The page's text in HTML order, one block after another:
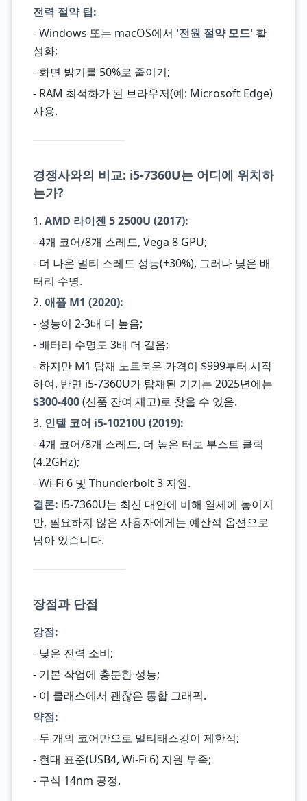
전력 절약 팁:
- Windows 또는 macOS에서 '전원 절약 모드'활
성화;
- 화면 밝기를 50%로 줄이기;
- RAM 최적화가 된 브라우저(예: Microsoft Edge)
사용.
경쟁사와의 비교: i5-7360U는 어디에 위치하
는가?
1. AMD 라이젠 5 2500U (2017):
- 4개 코어/8개 스레드, Vega 8 GPU;
- 더 나은 멀티 스레드 성능(+30%), 그러나 낮은 배
터리 수명.
2. 애플 M1 (2020):
- 성능이 2-3배 더 높음;
- 배터리 수명도 3배 더 길음;
- 하지만 M1 탑재 노트북은 가격이 $999부터 시작
하여, 반면 i5-7360U가 탑재된 기기는 2025년에는
$300-400(신품 잔여 재고)로 찾을 수 있음.
3. 인텔 코어 i5-10210U (2019):
- 4개 코어/8개 스레드, 더 높은 터보 부스트 클럭
(4.2GHz);
- Wi-Fi 6 및 Thunderbolt 3 지원.
결론: i5-7360U는 최신 대안에 비해 열세에 놓이지
만, 필요하지 않은 사용자에게는 예산적 옵션으로
남아 있습니다.
장점과 단점
강점:
- 낮은 전력 소비;
- 기본 작업에 충분한 성능;
- 이 클래스에서 괜찮은 통합 그래픽.
약점:
- 두 개의 코어만으로 멀티태스킹이 제한적;
- 현대 표준(USB4, Wi-Fi 6) 지원 부족;
- 구식 14nm 공정.